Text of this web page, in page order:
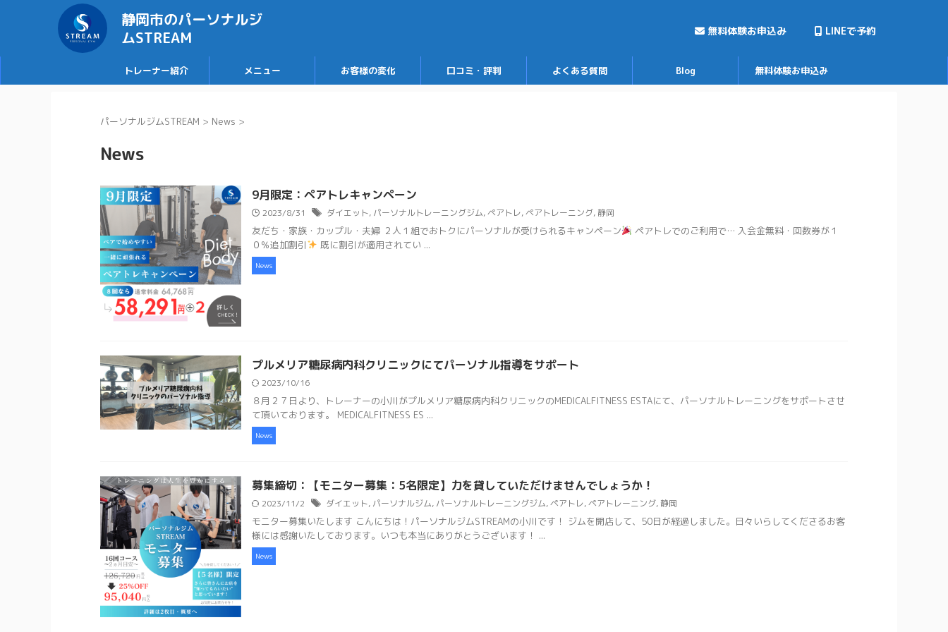
静岡市のパーソナルジ
ムSTREAM
無料体験お申込み LINEで予約
トレーナー紹介 メニュー お客様の変化 口コミ・評判 よくある質問 Blog 無料体験お申込み
パーソナルジムSTREAM > News >
News
9月限定：ペアトレキャンペーン
2023/8/31 ダイエット, パーソナルトレーニングジム,ペアトレ,ペアトレーニング, 静岡
友だち・家族・カップル・夫婦 ２人１組でおトクにパーソナルが受けられるキャンペーン
ペアトレでのご利用で… 入会金無料・回数券が１
０％追加割引
既に割引が適用されてい ...
News
プルメリア糖尿病内科クリニックにてパーソナル指導をサポート
2023/10/16
８月２７日より、トレーナーの小川がプルメリア糖尿病内科クリニックのMEDICALFITNESS ESTAにて、パーソナルトレーニングをサポートさせ
て頂いております。 MEDICALFITNESS ES ...
News
募集締切：【モニター募集：5名限定】力を貸していただけませんでしょうか！
2023/11/2 ダイエット, パーソナルジム, パーソナルトレーニングジム,ペアトレ,ペアトレーニング, 静岡
モニター募集いたします こんにちは！パーソナルジムSTREAMの小川です！ ジムを開店して、50日が経過しました。日々いらしてくださるお客
様には感謝いたしております。いつも本当にありがとうございます！ ...
News